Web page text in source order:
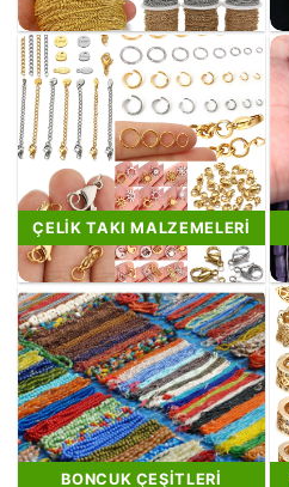
ÇELIK TAKI MALZEMELERI
BONCUK ÇEŞITLERI